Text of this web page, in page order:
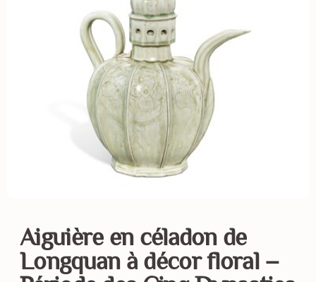
Aiguière en céladon de
Longquan à décor floral –